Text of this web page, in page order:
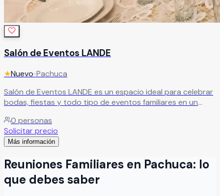
Salón de Eventos LANDE
★Nuevo•Pachuca
Salón de Eventos LANDE es un espacio ideal para celebrar
bodas, fiestas y todo tipo de eventos familiares en un
versátiles están diseñadas para adaptarse a diferentes
celebraciones como XV años, aniversarios, cumpleaños,
graduaciones, reuniones familiares y eventos sociales,
inolvidables junto a familiares y amigos. Leer más
0 personas
Solicitar precio
Más información
Reuniones Familiares en Pachuca: lo
que debes saber